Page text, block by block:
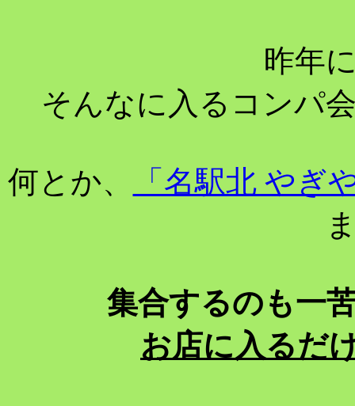
昨年
そんなに入るコンパ
何とか、
「名駅北 やぎ
集合するのも一
お店に入るだ